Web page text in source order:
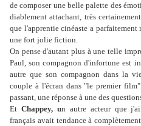
de composer une belle palette des
diablement attachant, très
que l'apprentie cinéaste a parfaitement
une fort jolie fiction.
On pense d'autant plus à une telle
Paul, son compagnon d'infortune est
autre que son compagnon dans la
couple à l'écran dans "le premier
passant, une réponse à une des
Et Chappey, un autre acteur que
français avait tendance à